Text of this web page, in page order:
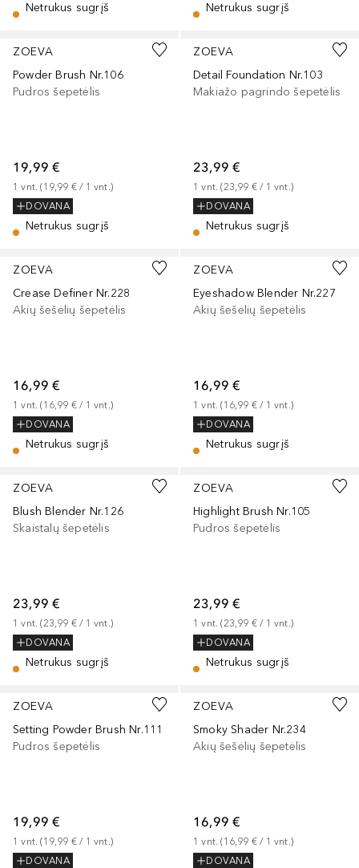
Netrukus sugrįš Netrukus sugrįš
ZOEVA
Powder Brush Nr.106
Pudros šepetėlis
19,99 €
1 vnt. (19,99 € / 1 vnt.)
DOVANA
Netrukus sugrįš
ZOEVA
Detail Foundation Nr.103
Makiažo pagrindo šepetėlis
23,99 €
1 vnt. (23,99 € / 1 vnt.)
DOVANA
Netrukus sugrįš
ZOEVA
Crease Definer Nr.228
Akių šešėlių šepetėlis
16,99 €
1 vnt. (16,99 € / 1 vnt.)
DOVANA
Netrukus sugrįš
ZOEVA
Eyeshadow Blender Nr.227
Akių šešėlių šepetėlis
16,99 €
1 vnt. (16,99 € / 1 vnt.)
DOVANA
Netrukus sugrįš
ZOEVA
Blush Blender Nr.126
Skaistalų šepetėlis
23,99 €
1 vnt. (23,99 € / 1 vnt.)
DOVANA
Netrukus sugrįš
ZOEVA
Highlight Brush Nr.105
Pudros šepetėlis
23,99 €
1 vnt. (23,99 € / 1 vnt.)
DOVANA
Netrukus sugrįš
ZOEVA
Setting Powder Brush Nr.111
Pudros šepetėlis
19,99 €
1 vnt. (19,99 € / 1 vnt.)
DOVANA
ZOEVA
Smoky Shader Nr.234
Akių šešėlių šepetėlis
16,99 €
1 vnt. (16,99 € / 1 vnt.)
DOVANA